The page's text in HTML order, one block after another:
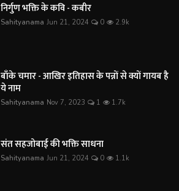
निर्गुण भक्ति के कवि - कबीर
Sahityanama Jun 21, 2024 0 2.9k
बाँके चमार - आखिर इतिहास के पन्नों से क्यों गायब है
ये नाम
Sahityanama Nov 7, 2023 1 1.7k
संत सहजोबाई की भक्ति साधना
Sahityanama Jun 21, 2024 0 1.1k